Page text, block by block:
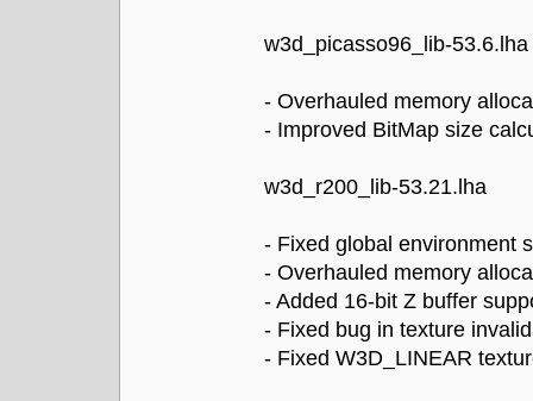
w3d_picasso96_lib-53.6.lha
- Overhauled memory
- Improved BitMap size
w3d_r200_lib-53.21.lha
- Fixed global environment
- Overhauled memory
- Added 16-bit Z buffer
- Fixed bug in texture
- Fixed W3D_LINEAR